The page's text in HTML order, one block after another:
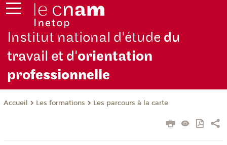
Institut national d'étude du
travail et d'orientation
professionnelle
Accueil Les formations Les parcours à la carte